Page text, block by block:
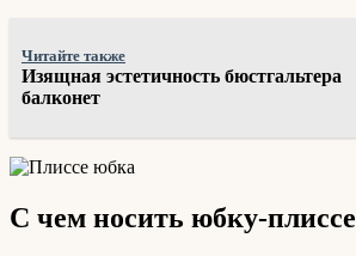
Читайте также
Изящная эстетичность бюстгальтера
балконет
С чем носить юбку-плиссе